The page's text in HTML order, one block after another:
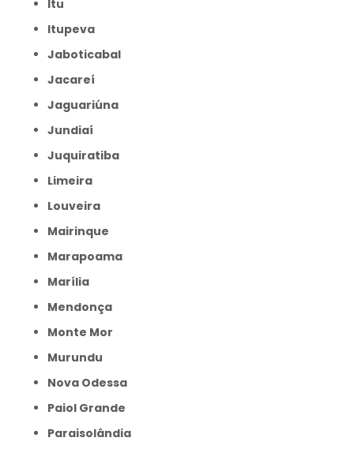
Itu
Itupeva
Jaboticabal
Jacareí
Jaguariúna
Jundiaí
Juquiratiba
Limeira
Louveira
Mairinque
Marapoama
Marília
Mendonça
Monte Mor
Murundu
Nova Odessa
Paiol Grande
Paraisolândia